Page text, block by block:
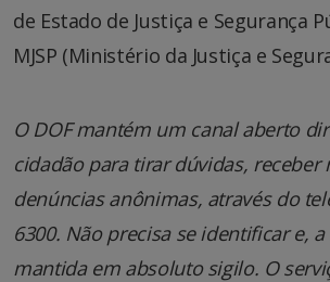
de Estado de Justiça e Segurança
MJSP (Ministério da Justiça e
O DOF mantém um canal aberto
cidadão para tirar dúvidas, receber
denúncias anônimas, através do
6300. Não precisa se identificar e,
mantida em absoluto sigilo. O